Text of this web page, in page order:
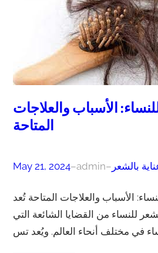
الأسباب والعلاجات
المتاحة
May 21, 2024–admin– بالشعر
الأسباب والعلاجات المتاحة تُعد
للنساء من القضايا الشائعة التي